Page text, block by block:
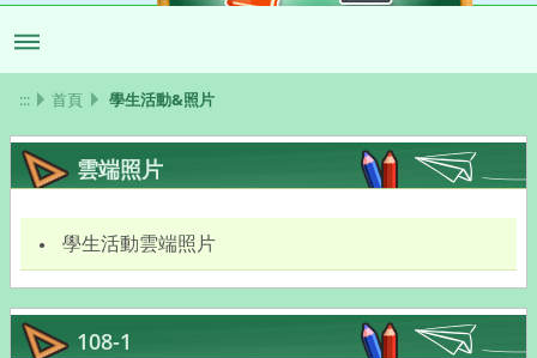
::: 首頁 學生活動&照片
雲端照片
學生活動雲端照片
108-1